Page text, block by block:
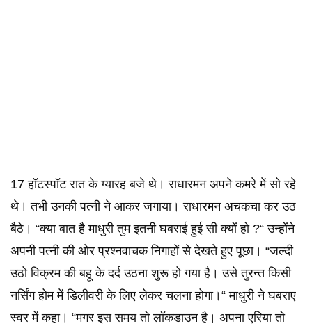
17 हॉटस्पॉट रात के ग्यारह बजे थे। राधारमन अपने कमरे में सो रहे
थे। तभी उनकी पत्नी ने आकर जगाया। राधारमन अचकचा कर उठ
बैठे। “क्या बात है माधुरी तुम इतनी घबराई हुई सी क्यों हो ?“ उन्होंने
अपनी पत्नी की ओर प्रश्नवाचक निगाहों से देखते हुए पूछा। “जल्दी
उठो विक्रम की बहू के दर्द उठना शुरू हो गया है। उसे तुरन्त किसी
नर्सिंग होम में डिलीवरी के लिए लेकर चलना होगा।“ माधुरी ने घबराए
स्वर में कहा। “मगर इस समय तो लॉकडाउन है। अपना एरिया तो